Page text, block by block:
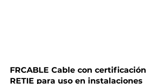
FRCABLE Cable con certificación
RETIE para uso en instalaciones